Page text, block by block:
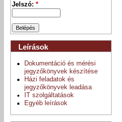
Jelszó:*
Leírások
Dokumentáció és mérési
jegyzőkönyvek készítése
Házi feladatok és
jegyzőkönyvek leadása
IT szolgáltatások
Egyéb leírások